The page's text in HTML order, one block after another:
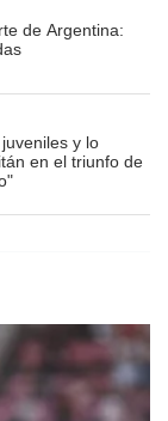
de Argentina:
y lo
en el triunfo de